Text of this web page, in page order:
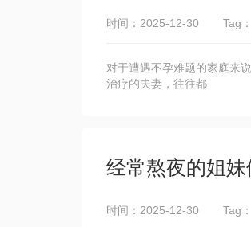
时间：2025-12-30 Tag：
对于遭遇不孕难题的家庭来
治疗的夫妻，往往都
经常熬夜的姐
时间：2025-12-30 Tag：